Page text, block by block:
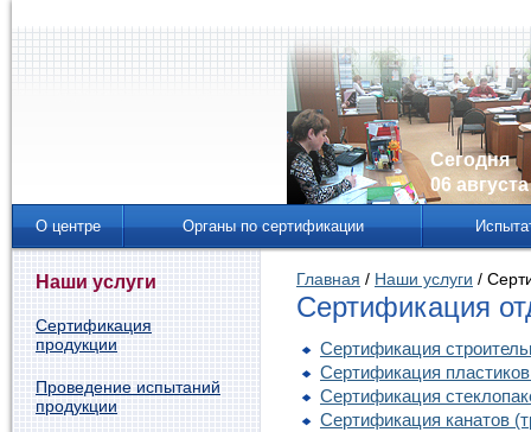
Сегодня
06 августа
О центре Органы по сертификации
Главная / Наши услуги /
Сертификация
Сертификация
Сертификация
Сертификация
Сертификация канатов
Наши услуги
Сертификация
продукции
Проведение испытаний
продукции